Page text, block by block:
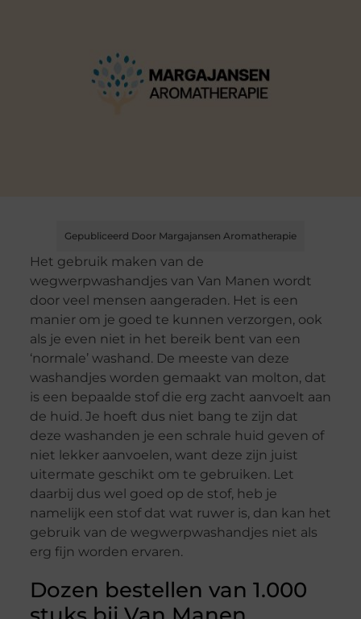
Gepubliceerd Door Margajansen Aromatherapie
Het gebruik maken van de
wegwerpwashandjes van Van Manen wordt
door veel mensen aangeraden. Het is een
manier om je goed te kunnen verzorgen, ook
als je even niet in het bereik bent van een
‘normale’ washand. De meeste van deze
washandjes worden gemaakt van molton, dat
is een bepaalde stof die erg zacht aanvoelt aan
de huid. Je hoeft dus niet bang te zijn dat
deze washanden je een schrale huid geven of
niet lekker aanvoelen, want deze zijn juist
uitermate geschikt om te gebruiken. Let
daarbij dus wel goed op de stof, heb je
namelijk een stof dat wat ruwer is, dan kan het
gebruik van de wegwerpwashandjes niet als
erg fijn worden ervaren.
Dozen bestellen van 1.000